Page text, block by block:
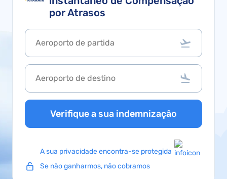
por Atrasos
Verifique a sua indemnização
A sua privacidade encontra-se protegida
Se não ganharmos, não cobramos